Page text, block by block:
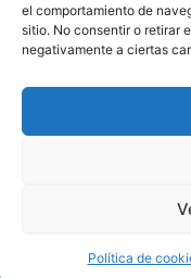
el comportamiento de
sitio. No consentir o retirar
negativamente a ciertas
Política de
Si quieres
más, no dudes en